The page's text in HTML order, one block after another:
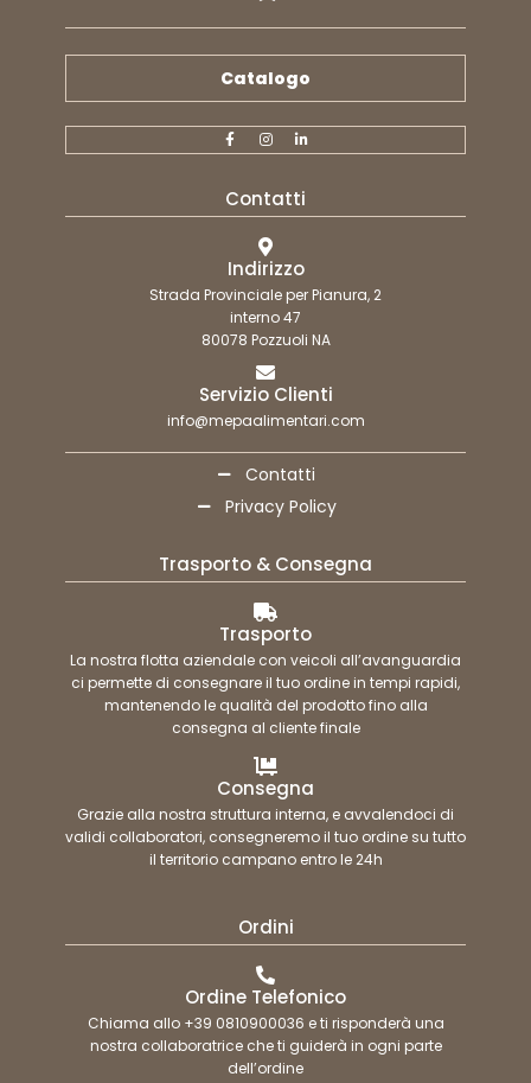
Catalogo
Contatti
Indirizzo
Strada Provinciale per Pianura, 2
interno 47
80078 Pozzuoli NA
Servizio Clienti
info@mepaalimentari.com
Contatti
Privacy Policy
Trasporto & Consegna
Trasporto
La nostra flotta aziendale con veicoli all’avanguardia
ci permette di consegnare il tuo ordine in tempi rapidi,
mantenendo le qualità del prodotto fino alla
consegna al cliente finale
Consegna
Grazie alla nostra struttura interna, e avvalendoci di
validi collaboratori, consegneremo il tuo ordine su tutto
il territorio campano entro le 24h
Ordini
Ordine Telefonico
Chiama allo +39 0810900036 e ti risponderà una
nostra collaboratrice che ti guiderà in ogni parte
dell’ordine